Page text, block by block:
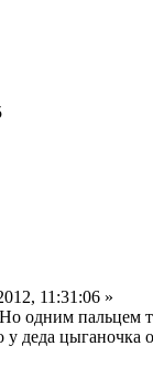
11:31:06 »
одним пальцем
деда цыганочка